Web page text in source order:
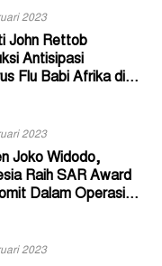
2023
John Rettob
Antisipasi
Flu Babi Afrika di
2023
Joko Widodo,
Raih SAR Award
Dalam Operasi
2023